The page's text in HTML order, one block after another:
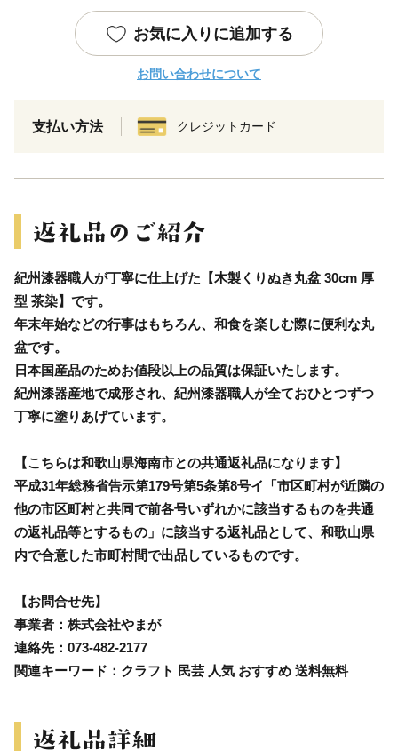
お気に入りに追加する
お問い合わせについて
支払い方法 クレジットカード
紀州漆器職人が丁寧に仕上げた【木製くりぬき丸盆 30cm 厚
型 茶染】です。
年末年始などの行事はもちろん、和食を楽しむ際に便利な丸
盆です。
日本国産品のためお値段以上の品質は保証いたします。
紀州漆器産地で成形され、紀州漆器職人が全ておひとつずつ
丁寧に塗りあげています。
【こちらは和歌山県海南市との共通返礼品になります】
平成31年総務省告示第179号第5条第8号イ「市区町村が近隣の
他の市区町村と共同で前各号いずれかに該当するものを共通
の返礼品等とするもの」に該当する返礼品として、和歌山県
内で合意した市町村間で出品しているものです。
【お問合せ先】
事業者：株式会社やまが
連絡先：073-482-2177
関連キーワード：クラフト 民芸 人気 おすすめ 送料無料